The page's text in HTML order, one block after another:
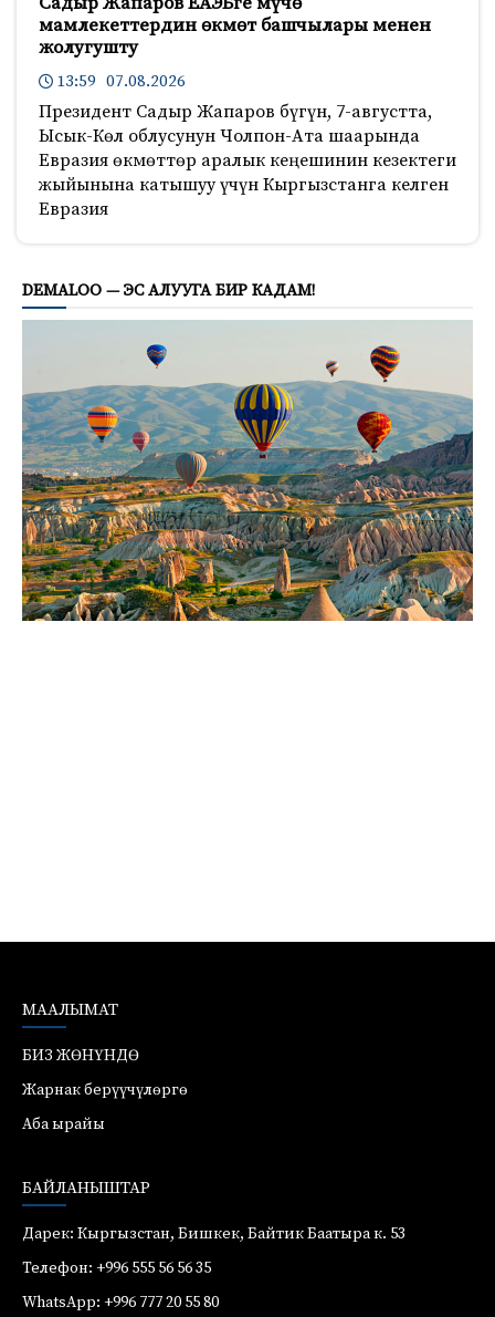
мамлекеттердин өкмөт башчылары менен
жолугушту
13:59 07.08.2026
Президент Садыр Жапаров бүгүн, 7-августта,
Ысык-Көл облусунун Чолпон-Ата шаарында
Евразия өкмөттөр аралык кеңешинин кезектеги
жыйынына катышуу үчүн Кыргызстанга келген
Евразия
DEMALOO — ЭС АЛУУГА БИР КАДАМ!
МААЛЫМАТ
БИЗ ЖӨНҮНДӨ
Жарнак берүүчүлөргө
Аба ырайы
БАЙЛАНЫШТАР
Дарек: Кыргызстан, Бишкек, Байтик Баатыра к. 53
Телефон: +996 555 56 56 35
WhatsApp: +996 777 20 55 80